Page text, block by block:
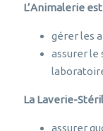
L’Animalerie
gérer les
assurer le
La Laverie-
assurer